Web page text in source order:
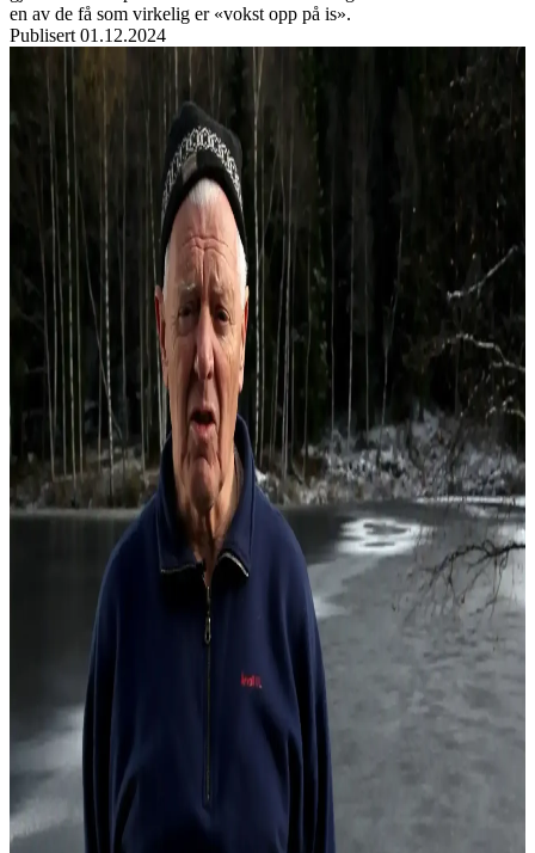
en av de få som virkelig er «vokst opp på is».
Publisert 01.12.2024